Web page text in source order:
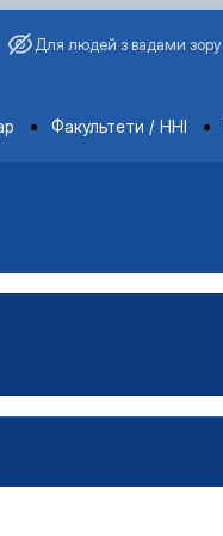
Для людей з вадами зору
Факультети / ННІ